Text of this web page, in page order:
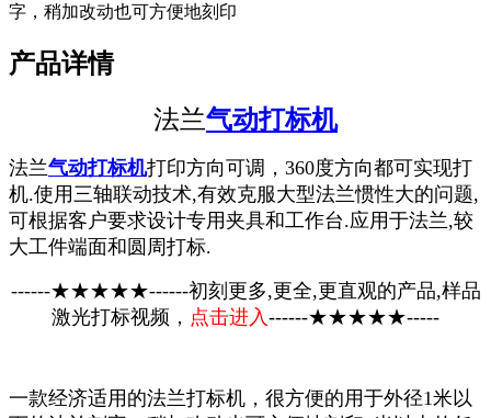
字，稍加改动也可方便地刻印
产品详情
法兰气动打标机
法兰气动打标机打印方向可调，360度方向都可实现打
机.使用三轴联动技术,有效克服大型法兰惯性大的问题,
可根据客户要求设计专用夹具和工作台.应用于法兰,较
大工件端面和圆周打标.
------★★★★★------初刻更多,更全,更直观的产品,样品
激光打标视频， 点击进入------★★★★★-----
一款经济适用的法兰打标机，很方便的用于外径1米以